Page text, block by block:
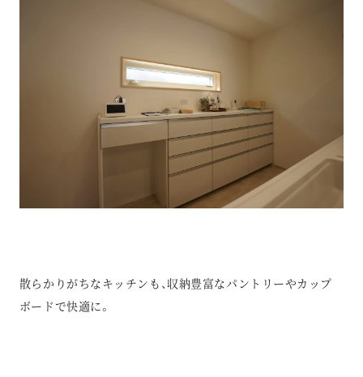
散らかりがちなキッチンも、収納豊富なパントリーやカップ
ボードで快適に。